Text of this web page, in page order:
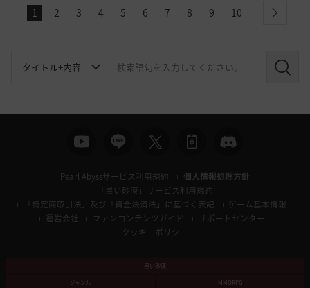
1 2 3 4 5 6 7 8 9 10 next
検
Pearl Abyssサービス利用規約
個人情報処理方針
「黒い砂漠」サービス利用規約
「特定商取引法」及び「資金決済法」に基づく表記
ゲーム基本情報
運営会社
ファンコンテンツガイド
サポートセンター
クッキーポリシー
黒い砂漠
ジャンル
MMORPG